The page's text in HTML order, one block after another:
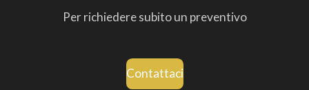
Per richiedere subito un preventivo
Contattaci